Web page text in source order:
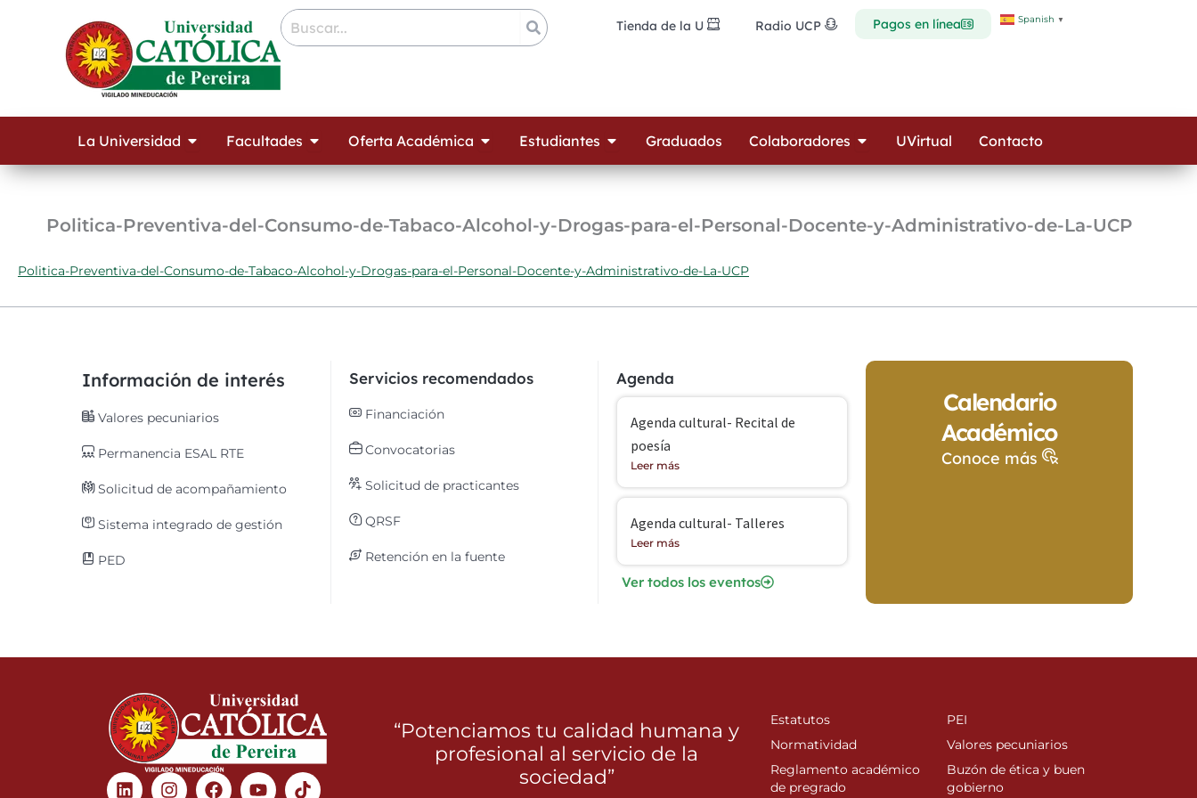
Tienda de la U Radio UCP Pagos en línea Spanish ▼
La Universidad Open La Universidad
Facultades Open Facultades
Oferta Académica Open Oferta Académica
Estudiantes Open Estudiantes
Graduados Colaboradores Open Colaboradores
UVirtual Contacto
Politica-Preventiva-del-Consumo-de-Tabaco-Alcohol-y-Drogas-para-el-Personal-Docente-y-Administrativo-de-La-UCP
Politica-Preventiva-del-Consumo-de-Tabaco-Alcohol-y-Drogas-para-el-Personal-Docente-y-Administrativo-de-La-UCP
Información de interés
Valores pecuniarios
Permanencia ESAL RTE
Solicitud de acompañamiento
Sistema integrado de gestión
PED
Servicios recomendados
Financiación
Convocatorias
Solicitud de practicantes
QRSF
Retención en la fuente
Agenda
Agenda cultural- Recital de
poesía
Leer más
Agenda cultural- Talleres
Leer más
Ver todos los eventos
Calendario
Académico
Conoce más
LinkedinInstagram
Facebook
Youtube
“Potenciamos tu calidad humana y
profesional al servicio de la
sociedad”
Estatutos
Normatividad
Reglamento académico
de pregrado
PEI
Valores pecuniarios
Buzón de ética y buen
gobierno